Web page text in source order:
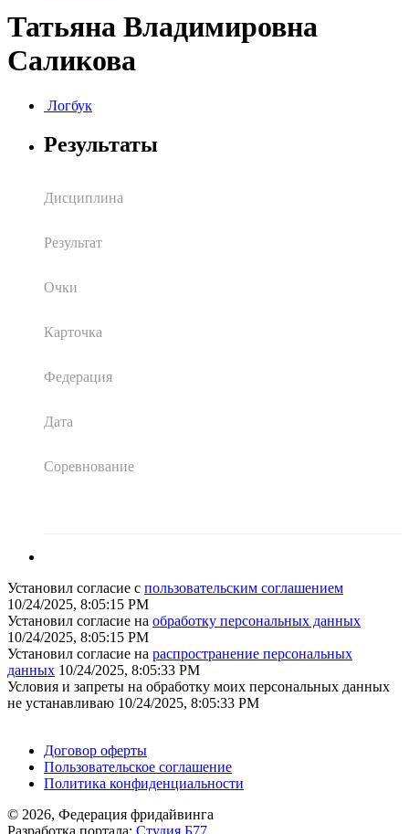
Татьяна Владимировна
Саликова
Логбук
Результаты
Дисциплина
Результат
Очки
Карточка
Федерация
Дата
Соревнование
Установил согласие с пользовательским соглашением
10/24/2025, 8:05:15 PM
Установил согласие на обработку персональных данных
10/24/2025, 8:05:15 PM
Установил согласие на распространение персональных
данных 10/24/2025, 8:05:33 PM
Условия и запреты на обработку моих персональных данных
не устанавливаю 10/24/2025, 8:05:33 PM
Договор оферты
Пользовательское соглашение
Политика конфиденциальности
© 2026, Федерация фридайвинга
Разработка портала: Студия Б77